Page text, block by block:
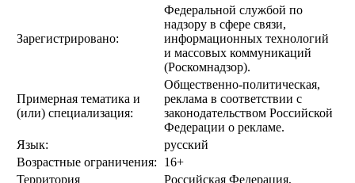
Зарегистрировано:
Федеральной службой по
надзору в сфере связи,
информационных технологий
и массовых коммуникаций
(Роскомнадзор).
Примерная тематика и
(или) специализация:
Общественно-политическая,
реклама в соответствии с
законодательством Российской
Федерации о рекламе.
Язык:
русский
Возрастные ограничения:
16+
Территория
Российская Федерация,